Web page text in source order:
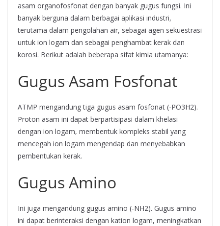
asam organofosfonat dengan banyak gugus fungsi. Ini
banyak berguna dalam berbagai aplikasi industri,
terutama dalam pengolahan air, sebagai agen sekuestrasi
untuk ion logam dan sebagai penghambat kerak dan
korosi. Berikut adalah beberapa sifat kimia utamanya:
Gugus Asam Fosfonat
ATMP mengandung tiga gugus asam fosfonat (-PO3H2).
Proton asam ini dapat berpartisipasi dalam khelasi
dengan ion logam, membentuk kompleks stabil yang
mencegah ion logam mengendap dan menyebabkan
pembentukan kerak.
Gugus Amino
Ini juga mengandung gugus amino (-NH2). Gugus amino
ini dapat berinteraksi dengan kation logam, meningkatkan